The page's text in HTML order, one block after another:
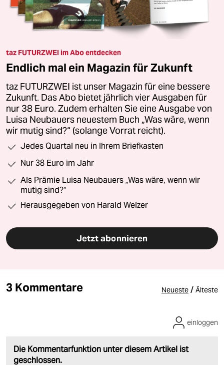
taz FUTURZWEI im Abo entdecken
Endlich mal ein Magazin für Zukunft
taz FUTURZWEI ist unser Magazin für eine bessere
Zukunft. Das Abo bietet jährlich vier Ausgaben für
nur 38 Euro. Zudem erhalten Sie eine Ausgabe von
Luisa Neubauers neuestem Buch „Was wäre, wenn
wir mutig sind?“ (solange Vorrat reicht).
Jedes Quartal neu in Ihrem Briefkasten
Nur 38 Euro im Jahr
Als Prämie Luisa Neubauers „Was wäre, wenn wir
mutig sind?“
Herausgegeben von Harald Welzer
Jetzt abonnieren
3 Kommentare Neueste / Älteste
Die Kommentarfunktion unter diesem Artikel ist
geschlossen.
einloggen